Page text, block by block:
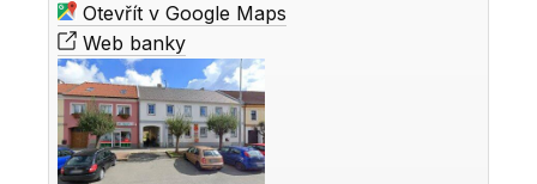
Otevřít v Google Maps
Web banky